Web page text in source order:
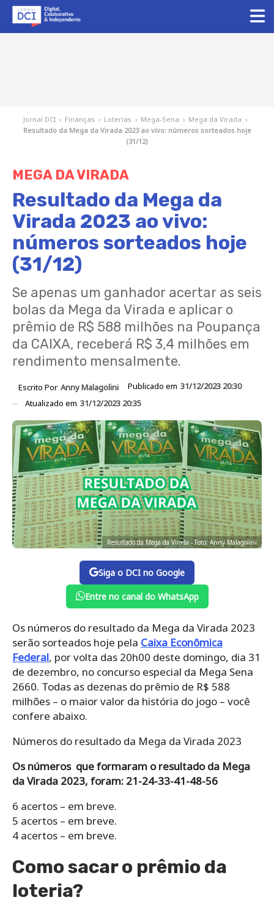
Jornal DCI › Finanças › Loterias › Mega-Sena › Mega da Virada ›
Resultado da Mega da Virada 2023 ao vivo: números sorteados hoje
(31/12)
MEGA DA VIRADA
Resultado da Mega da
Virada 2023 ao vivo:
números sorteados hoje
(31/12)
Se apenas um ganhador acertar as seis
bolas da Mega da Virada e aplicar o
prêmio de R$ 588 milhões na Poupança
da CAIXA, receberá R$ 3,4 milhões em
rendimento mensalmente.
Escrito Por Anny Malagolini Publicado em 31/12/2023 20:30
Atualizado em 31/12/2023 20:35
Resultado da Mega da Virada - Foto: Anny Malagolini
Siga o DCI no Google
Entre no canal do WhatsApp
Os números do resultado da Mega da Virada 2023
serão sorteados hoje pela Caixa Econômica
Federal, por volta das 20h00 deste domingo, dia 31
de dezembro, no concurso especial da Mega Sena
2660. Todas as dezenas do prêmio de R$ 588
milhões – o maior valor da história do jogo – você
confere abaixo.
Números do resultado da Mega da Virada 2023
Os números que formaram o resultado da Mega
da Virada 2023, foram: 21-24-33-41-48-56
6 acertos – em breve.
5 acertos – em breve.
4 acertos – em breve.
Como sacar o prêmio da
loteria?